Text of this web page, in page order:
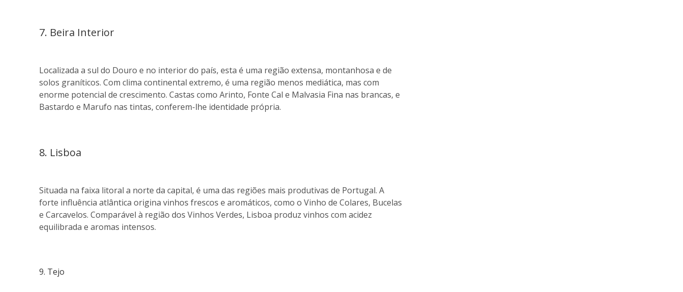
7. Beira Interior
Localizada a sul do Douro e no interior do país, esta é uma região extensa, montanhosa e de
solos graníticos. Com clima continental extremo, é uma região menos mediática, mas com
enorme potencial de crescimento. Castas como Arinto, Fonte Cal e Malvasia Fina nas brancas, e
Bastardo e Marufo nas tintas, conferem-lhe identidade própria.
8. Lisboa
Situada na faixa litoral a norte da capital, é uma das regiões mais produtivas de Portugal. A
forte influência atlântica origina vinhos frescos e aromáticos, como o Vinho de Colares, Bucelas
e Carcavelos. Comparável à região dos Vinhos Verdes, Lisboa produz vinhos com acidez
equilibrada e aromas intensos.
9. Tejo